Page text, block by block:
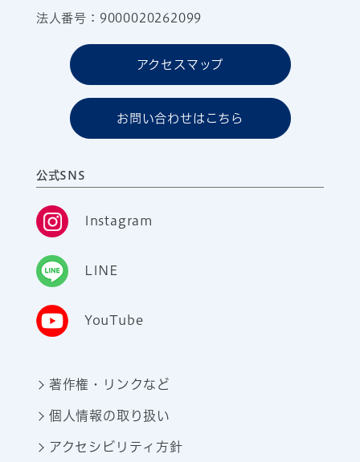
法人番号：9000020262099
アクセスマップ
お問い合わせはこちら
公式SNS
Instagram
LINE
YouTube
著作権・リンクなど
個人情報の取り扱い
アクセシビリティ方針